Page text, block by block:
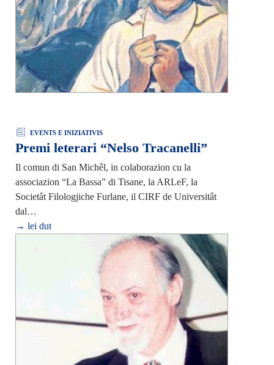
EVENTS E INIZIATIVIS
Premi leterari “Nelso Tracanelli”
Il comun di San Michêl, in colaborazion cu la
associazion “La Bassa” di Tisane, la ARLeF, la
Societât Filologjiche Furlane, il CIRF de Universitât
dal…
→ lei dut